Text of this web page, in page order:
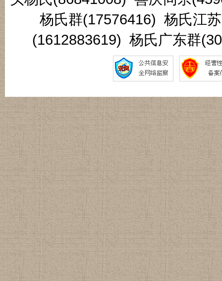
杨氏群(17576416) 杨氏江
(1612883619) 杨氏广东群